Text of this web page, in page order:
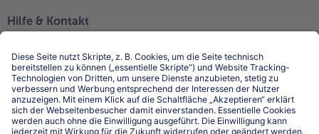
Hilfe & Kontakt
Kontakt
FAQ
Service